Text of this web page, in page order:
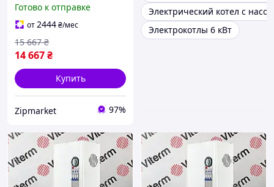
электрический
обогреватель 380В
Готово к отправке
от2444₴/мес
14 667₴
15 667 ₴
Купить
Zipmarket 97%
Электрический котел с
Электрокотлы 6 кВт